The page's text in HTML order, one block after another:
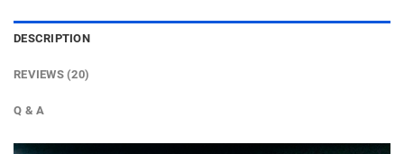
DESCRIPTION
REVIEWS (20)
Q & A